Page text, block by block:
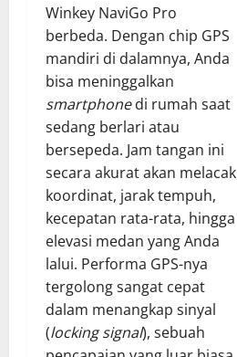
Winkey NaviGo Pro
berbeda. Dengan chip GPS
mandiri di dalamnya, Anda
bisa meninggalkan
smartphonedi rumah saat
sedang berlari atau
bersepeda. Jam tangan ini
secara akurat akan melacak
koordinat, jarak tempuh,
kecepatan rata-rata, hingga
elevasi medan yang Anda
lalui. Performa GPS-nya
tergolong sangat cepat
dalam menangkap sinyal
(locking signal), sebuah